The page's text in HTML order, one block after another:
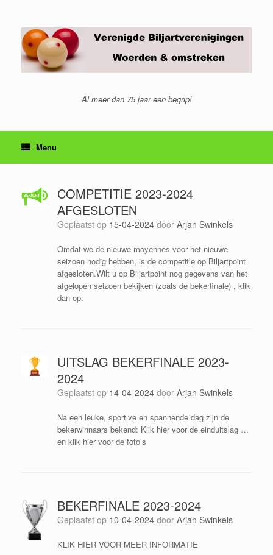
inhoud
Al meer dan 75 jaar een begrip!
Menu
COMPETITIE 2023-2024
AFGESLOTEN
Geplaatst op 15-04-2024 door Arjan Swinkels
Omdat we de nieuwe moyennes voor het nieuwe
seizoen nodig hebben, is de competitie op Biljartpoint
afgesloten.Wilt u op Biljartpoint nog gegevens van het
afgelopen seizoen bekijken (zoals de bekerfinale) , klik
dan op:
UITSLAG BEKERFINALE 2023-
2024
Geplaatst op 14-04-2024 door Arjan Swinkels
Na een leuke, sportive en spannende dag zijn de
bekerwinnaars bekend: Klik hier voor de einduitslag …
en klik hier voor de foto’s
BEKERFINALE 2023-2024
Geplaatst op 10-04-2024 door Arjan Swinkels
KLIK HIER VOOR MEER INFORMATIE